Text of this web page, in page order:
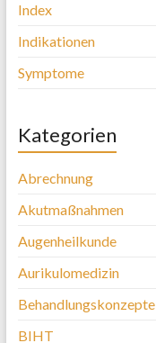
Index
Indikationen
Symptome
Kategorien
Abrechnung
Akutmaßnahmen
Augenheilkunde
Aurikulomedizin
Behandlungskonzepte
BIHT